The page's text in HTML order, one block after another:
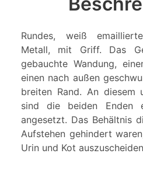
Rundes, weiß
Metall, mit Griff. Das
gebauchte Wandung,
einen nach außen
breiten Rand. An diesem
sind die beiden Enden
angesetzt. Das Behältnis
Aufstehen gehindert
Urin und Kot